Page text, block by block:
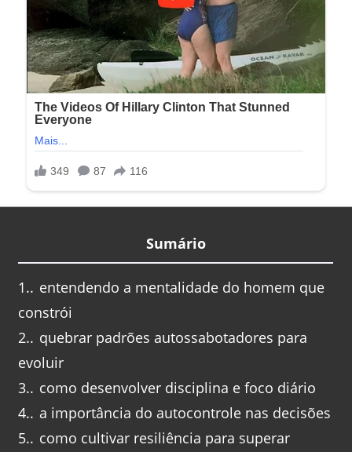
Sumário
1. entendendo a mentalidade do homem que
constrói
2. quebrar padrões autossabotadores para
evoluir
3. como desenvolver disciplina e foco diário
4. a importância do autocontrole nas decisões
5. como cultivar resiliência para superar